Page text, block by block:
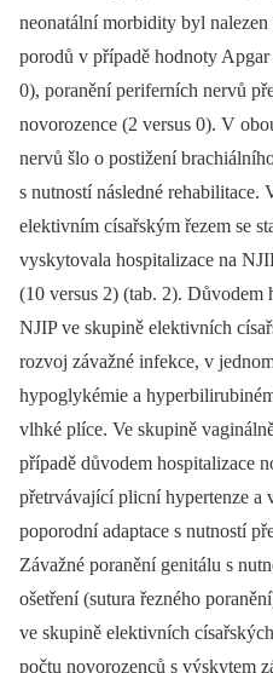
neonatální morbidity byl
porodů v případě hodnoty
0), poranění periferních nervů
novorozence (2 versus 0). V
nervů šlo o postižení
s nutností následné rehabilitace.
elektivním císařským řezem se
vyskytovala hospitalizace na
(10 versus 2) (tab. 2). Důvodem
NJIP ve skupině elektivních
rozvoj závažné infekce, v
hypoglykémie a
vlhké plíce. Ve skupině
případě důvodem hospitalizace
přetrvávající plicní hypertenze a
poporodní adaptace s nutností
Závažné poranění genitálu s
ošetření (sutura řezného
ve skupině elektivních
počtu novorozenců s výskytem